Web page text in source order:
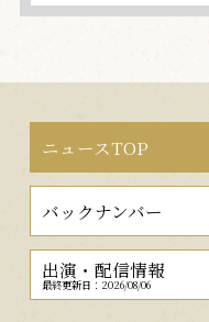
ニュースTOP
バックナンバー
出演・配信情報
最終更新日：2026/08/06